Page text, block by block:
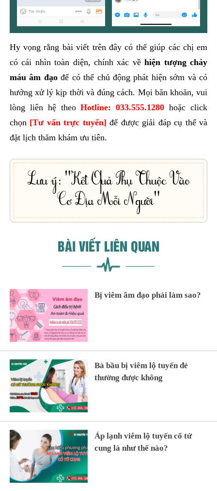
Hy vọng rằng bài viết trên đây có thể giúp các chị em
có cái nhìn toàn diện, chính xác vềhiện tượng chảy
máu âm đạođể có thể chủ động phát hiện sớm và có
hướng xử lý kịp thời và đúng cách. Mọi băn khoăn, vui
lòng liên hệ theoHotline:033.555.1280 hoặc click
chọn [Tư vấn trực tuyến]để được giải đáp cụ thể và
đặt lịch thăm khám ưu tiên.
Lưu ý: "Kết Quả Phụ Thuộc Vào
Cơ Địa Mỗi Người"
BÀI VIẾT LIÊN QUAN
Bị viêm âm đạo phải làm sao?
Bà bầu bị viêm lộ tuyến đẻ
thường được không
Áp lạnh viêm lộ tuyến cổ tử
cung là như thế nào?